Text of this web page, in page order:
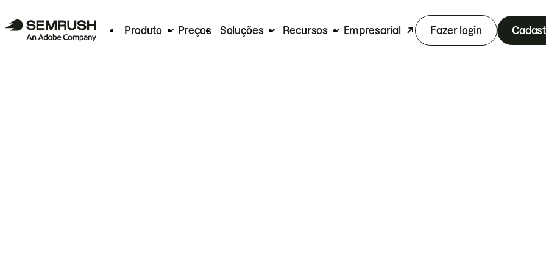
Produto Preços Soluções Recursos Empresarial Fazer login